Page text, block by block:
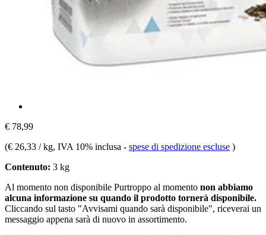
€ 78,99
(€ 26,33 / kg, IVA 10% inclusa - spese di spedizione escluse )
Contenuto: 3 kg
Al momento non disponibile Purtroppo al momento non abbiamo
alcuna informazione su quando il prodotto tornerà disponibile.
Cliccando sul tasto "Avvisami quando sarà disponibile", riceverai un
messaggio appena sarà di nuovo in assortimento.